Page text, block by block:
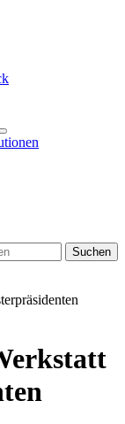
Suchen